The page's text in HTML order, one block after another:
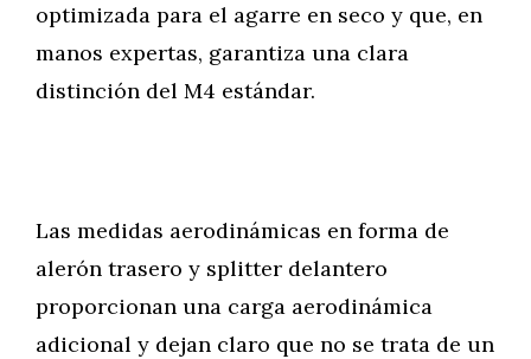
optimizada para el agarre en seco y que, en
manos expertas, garantiza una clara
distinción del M4 estándar.
Las medidas aerodinámicas en forma de
alerón trasero y splitter delantero
proporcionan una carga aerodinámica
adicional y dejan claro que no se trata de un